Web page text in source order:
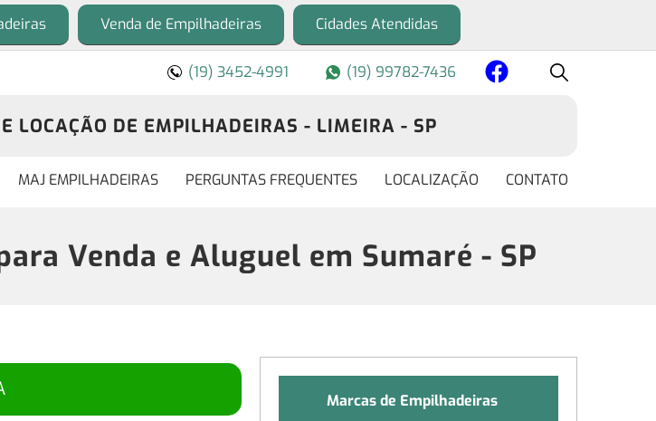
Venda de Empilhadeiras Cidades Atendidas
(19) 3452-4991 (19) 99782-7436
LOCAÇÃO DE EMPILHADEIRAS - LIMEIRA - SP
MAJ EMPILHADEIRAS PERGUNTAS FREQUENTES LOCALIZAÇÃO CONTATO
Venda e Aluguel em Sumaré - SP
Marcas de Empilhadeiras